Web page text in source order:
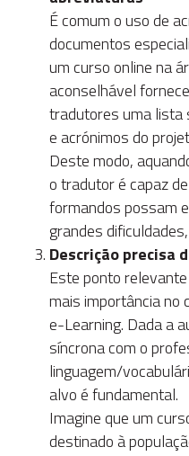
É comum o uso de
documentos
um curso online na
aconselhável
tradutores uma lista
e acrónimos do
Deste modo,
o tradutor é capaz
formandos possam
grandes
Descrição precisa
Este ponto
mais importância no
e-Learning. Dada a
síncrona com o
linguagem/
alvo é fundamental.
Imagine que um
destinado à